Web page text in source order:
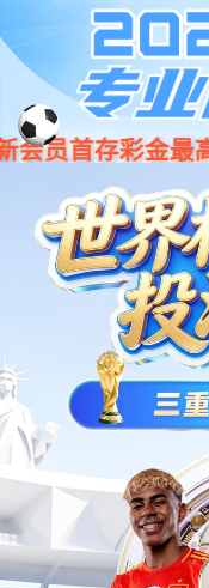
今年会
信至上-
股票
代码
车身类
BCM控制器